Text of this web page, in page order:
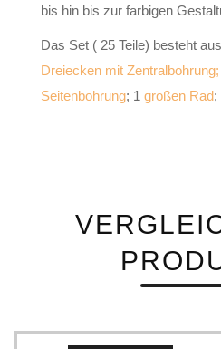
bis hin bis zur farbigen
Das Set ( 25 Teile) besteht
Dreiecken mit
Seitenbohrung; 1 großen Rad;